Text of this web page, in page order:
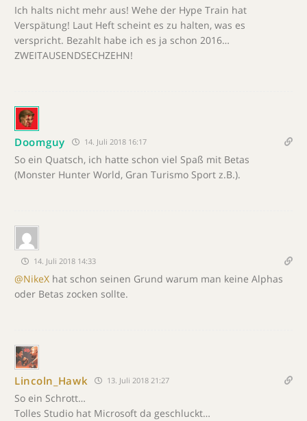
Ich halts nicht mehr aus! Wehe der Hype Train hat
Verspätung! Laut Heft scheint es zu halten, was es
verspricht. Bezahlt habe ich es ja schon 2016…
ZWEITAUSENDSECHZEHN!
Doomguy 14. Juli 2018 16:17
So ein Quatsch, ich hatte schon viel Spaß mit Betas
(Monster Hunter World, Gran Turismo Sport z.B.).
14. Juli 2018 14:33
@NikeX hat schon seinen Grund warum man keine Alphas
oder Betas zocken sollte.
Lincoln_Hawk 13. Juli 2018 21:27
So ein Schrott…
Tolles Studio hat Microsoft da geschluckt…